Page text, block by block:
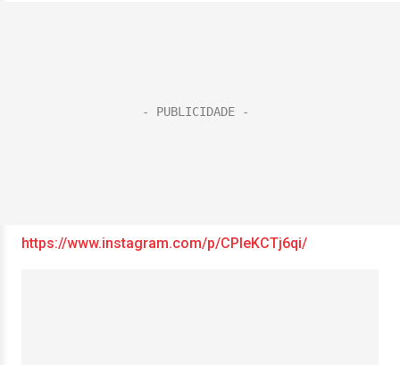
https://www.instagram.com/p/CPleKCTj6qi/